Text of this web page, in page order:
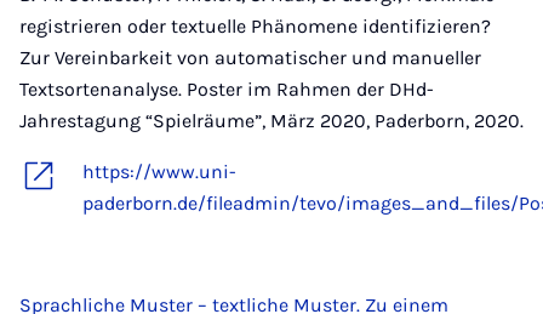
registrieren oder textuelle Phänomene identifizieren?
Zur Vereinbarkeit von automatischer und manueller
Textsortenanalyse. Poster im Rahmen der DHd-
Jahrestagung “Spielräume”, März 2020, Paderborn, 2020.
https://www.uni-
paderborn.de/fileadmin/tevo/images_and_files/
Sprachliche Muster – textliche Muster. Zu einem